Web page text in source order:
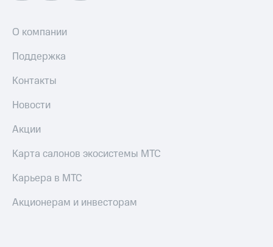
товары
О компании
Поддержка
Контакты
Новости
Акции
Карта салонов экосистемы МТС
Карьера в МТС
Акционерам и инвесторам